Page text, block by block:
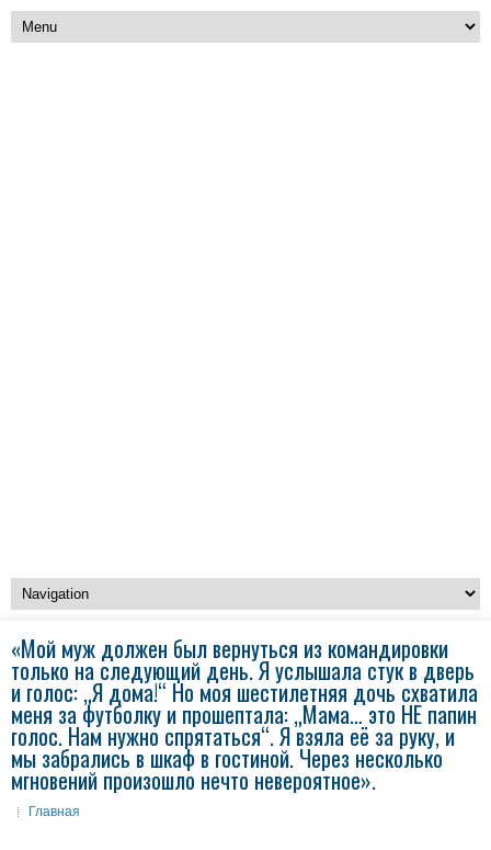
«Мой муж должен был вернуться из командировки
только на следующий день. Я услышала стук в дверь
и голос: „Я дома!“ Но моя шестилетняя дочь схватила
меня за футболку и прошептала: „Мама… это НЕ папин
голос. Нам нужно спрятаться“. Я взяла её за руку, и
мы забрались в шкаф в гостиной. Через несколько
мгновений произошло нечто невероятное».
Главная